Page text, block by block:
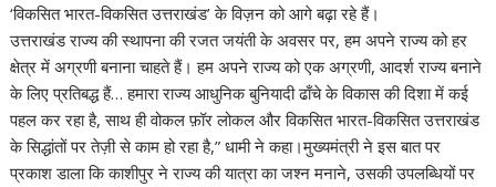
‘विकसित भारत-विकसित उत्तराखंड’ के विज़न को आगे बढ़ा रहे हैं।
उत्तराखंड राज्य की स्थापना की रजत जयंती के अवसर पर, हम अपने राज्य को हर
क्षेत्र में अग्रणी बनाना चाहते हैं। हम अपने राज्य को एक अग्रणी, आदर्श राज्य बनाने
के लिए प्रतिबद्ध हैं… हमारा राज्य आधुनिक बुनियादी ढाँचे के विकास की दिशा में कई
पहल कर रहा है, साथ ही वोकल फ़ॉर लोकल और विकसित भारत-विकसित उत्तराखंड
के सिद्धांतों पर तेज़ी से काम हो रहा है,” धामी ने कहा।मुख्यमंत्री ने इस बात पर
प्रकाश डाला कि काशीपुर ने राज्य की यात्रा का जश्न मनाने, उसकी उपलब्धियों पर